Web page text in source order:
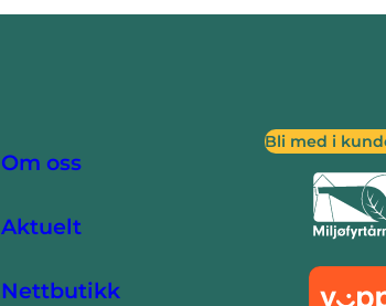
Om oss
Aktuelt
Nettbutikk
Bli med i